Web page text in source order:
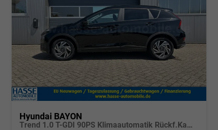
Hyundai BAYON
Trend 1.0 T-GDI 90PS Klimaautomatik Rückf.Kamera Parksensoren Sitzheizung Lenkradheizung Bluetooth Touchscreen Tempomat Apple CarPlay + Android Auto 16"LM